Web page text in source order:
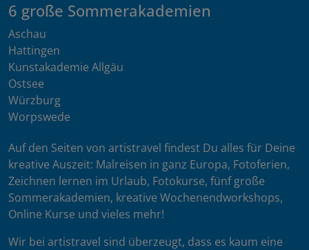
6 große Sommerakademien
Aschau
Hattingen
Kunstakademie Allgäu
Ostsee
Würzburg
Worpswede
Auf den Seiten von artistravel findest Du alles für Deine
kreative Auszeit: Malreisen in ganz Europa, Fotoferien,
Zeichnen lernen im Urlaub, Fotokurse, fünf große
Sommerakademien, kreative Wochenendworkshops,
Online Kurse und vieles mehr!
Wir bei artistravel sind überzeugt, dass es kaum eine